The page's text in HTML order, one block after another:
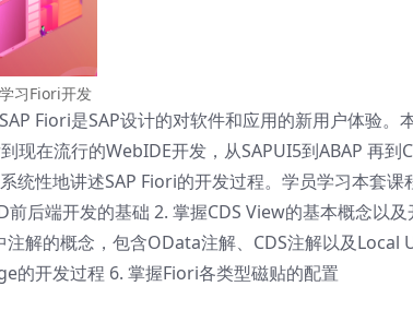
习Fiori开发
Fiori是SAP设计的对软件和应用的新用户体验。
现在流行的WebIDE开发，从SAPUI5到ABAP 再到
统性地讲述SAP Fiori的开发过程。学员学习本套课
后端开发的基础 2. 掌握CDS View的基本概念以
解的概念，包含OData注解、CDS注解以及Local
的开发过程 6. 掌握Fiori各类型磁贴的配置